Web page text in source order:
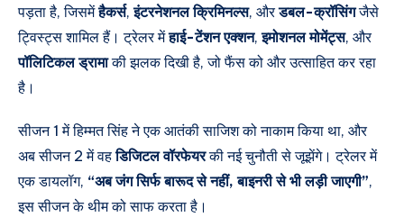
पड़ता है, जिसमेंहैकर्स,इंटरनेशनल क्रिमिनल्स, औरडबल-क्रॉसिंगजैसे
ट्विस्ट्स शामिल हैं। ट्रेलर मेंहाई-टेंशन एक्शन,इमोशनल मोमेंट्स, और
पॉलिटिकल ड्रामाकी झलक दिखी है, जो फैंस को और उत्साहित कर रहा
है।
सीजन 1 में हिम्मत सिंह ने एक आतंकी साजिश को नाकाम किया था, और
अब सीजन 2 में वहडिजिटल वॉरफेयरकी नई चुनौती से जूझेंगे। ट्रेलर में
एक डायलॉग, “अब जंग सिर्फ बारूद से नहीं, बाइनरी से भी लड़ी जाएगी”,
इस सीजन के थीम को साफ करता है।